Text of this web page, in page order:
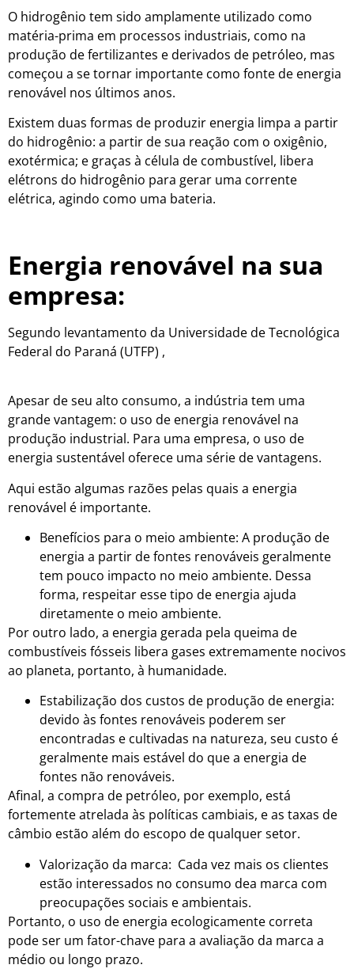
O hidrogênio tem sido amplamente utilizado como
matéria-prima em processos industriais, como na
produção de fertilizantes e derivados de petróleo, mas
começou a se tornar importante como fonte de energia
renovável nos últimos anos.
Existem duas formas de produzir energia limpa a partir
do hidrogênio: a partir de sua reação com o oxigênio,
exotérmica; e graças à célula de combustível, libera
elétrons do hidrogênio para gerar uma corrente
elétrica, agindo como uma bateria.
Energia renovável na sua
empresa:
Segundo levantamento da Universidade de Tecnológica
Federal do Paraná (UTFP) ,
Apesar de seu alto consumo, a indústria tem uma
grande vantagem: o uso de energia renovável na
produção industrial. Para uma empresa, o uso de
energia sustentável oferece uma série de vantagens.
Aqui estão algumas razões pelas quais a energia
renovável é importante.
Benefícios para o meio ambiente: A produção de
energia a partir de fontes renováveis geralmente
tem pouco impacto no meio ambiente. Dessa
forma, respeitar esse tipo de energia ajuda
diretamente o meio ambiente.
Por outro lado, a energia gerada pela queima de
combustíveis fósseis libera gases extremamente nocivos
ao planeta, portanto, à humanidade.
Estabilização dos custos de produção de energia:
devido às fontes renováveis poderem ser
encontradas e cultivadas na natureza, seu custo é
geralmente mais estável do que a energia de
fontes não renováveis.
Afinal, a compra de petróleo, por exemplo, está
fortemente atrelada às políticas cambiais, e as taxas de
câmbio estão além do escopo de qualquer setor.
Valorização da marca: Cada vez mais os clientes
estão interessados no consumo dea marca com
preocupações sociais e ambientais.
Portanto, o uso de energia ecologicamente correta
pode ser um fator-chave para a avaliação da marca a
médio ou longo prazo.